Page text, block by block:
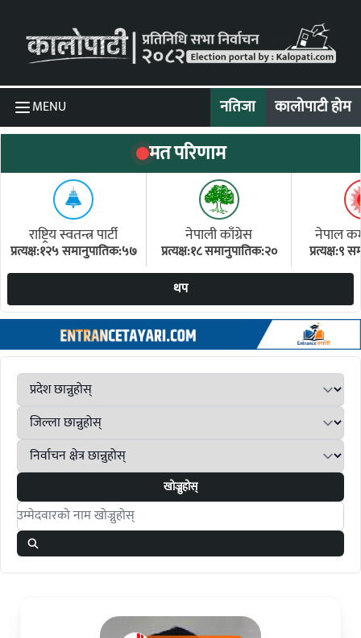
MENU नतिजा कालोपाटी होम
मत परिणाम
राष्ट्रिय स्वतन्त्र पार्टी
प्रत्यक्ष:१२५ समानुपातिक:५७
नेपाली काँग्रेस
प्रत्यक्ष:१८ समानुपातिक:२०
नेपाल
प्रत्यक्ष:९
थप
खोज्नुहोस्
Search candidates